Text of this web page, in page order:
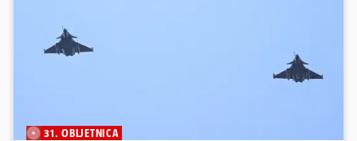
31. OBLJETNICA